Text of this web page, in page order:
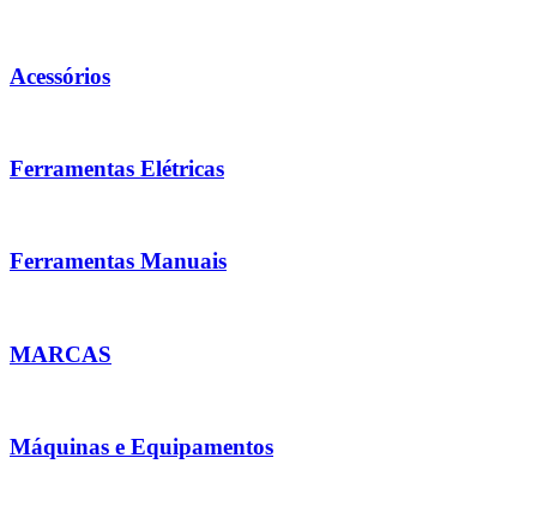
Acessórios
Ferramentas Elétricas
Ferramentas Manuais
MARCAS
Máquinas e Equipamentos